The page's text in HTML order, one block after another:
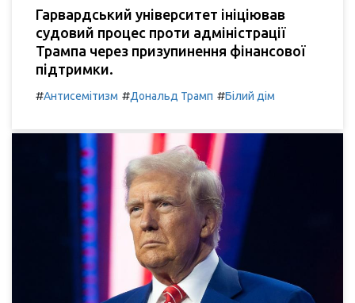
Гарвардський університет ініціював
судовий процес проти адміністрації
Трампа через призупинення фінансової
підтримки.
#Антисемітизм #Дональд Трамп #Білий дім